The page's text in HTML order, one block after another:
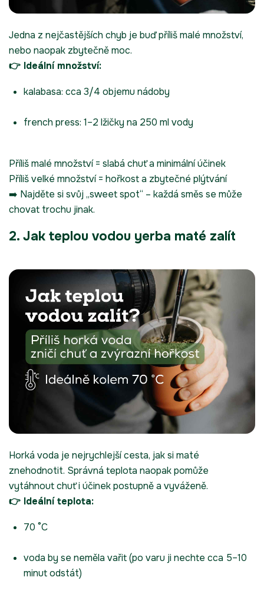
Jedna z nejčastějších chyb je buď příliš malé množství,
nebo naopak zbytečně moc.
👉 Ideální množství:
kalabasa: cca 3/4 objemu nádoby
french press: 1–2 lžičky na 250 ml vody
Příliš malé množství = slabá chuť a minimální účinek
Příliš velké množství = hořkost a zbytečné plýtvání
➡️ Najděte si svůj „sweet spot“ – každá směs se může
chovat trochu jinak.
2. Jak teplou vodou yerba maté zalít
Horká voda je nejrychlejší cesta, jak si maté
znehodnotit. Správná teplota naopak pomůže
vytáhnout chuť i účinek postupně a vyváženě.
👉 Ideální teplota:
70 °C
voda by se neměla vařit (po varu ji nechte cca 5–10
minut odstát)